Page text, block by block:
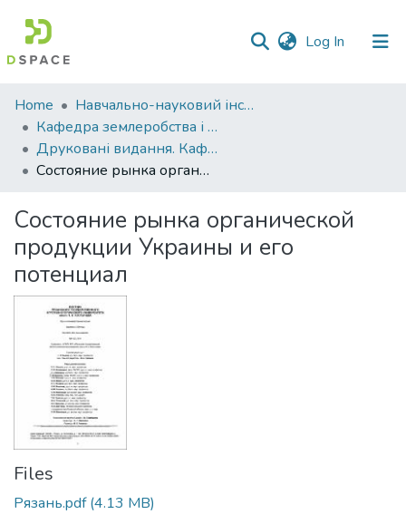
Log In (current)
Communities
&
Collections
All of DSpace
Statistics
Home
Навчально-науковий інститут агротехнологій, селекції та екології
Кафедра землеробства і агрохімії ім. В.І.Сазанова
Друковані видання. Кафедра землеробства і агрохімії ім. В.І.Сазанова
Состояние рынка органической продукции Украины и его потенциал
Состояние рынка органической
продукции Украины и его
потенциал
Files
Рязань.pdf(4.13 MB)